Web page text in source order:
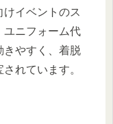
イベントのス
ユニフォーム代
きやすく、着脱
れています。